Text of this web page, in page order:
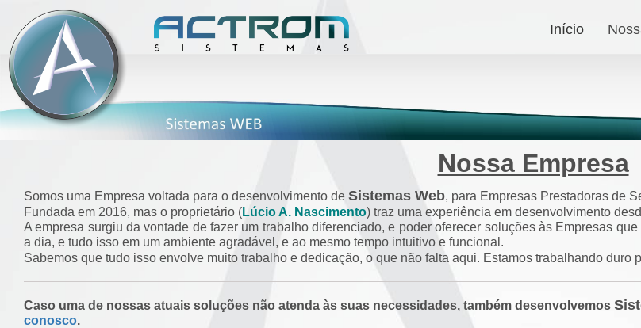
Início
Nossa Empresa
Somos uma Empresa voltada para o desenvolvimento de Sistemas Web, para Empresas Prestadoras de
Fundada em 2016, mas o proprietário (Lúcio A. Nascimento) traz uma experiência em desenvolvimento
A empresa surgiu da vontade de fazer um trabalho diferenciado, e poder oferecer soluções às Empresas
a dia, e tudo isso em um ambiente agradável, e ao mesmo tempo intuitivo e funcional.
Sabemos que tudo isso envolve muito trabalho e dedicação, o que não falta aqui. Estamos trabalhando
Caso uma de nossas atuais soluções não atenda às suas necessidades, também desenvolvemos
conosco.